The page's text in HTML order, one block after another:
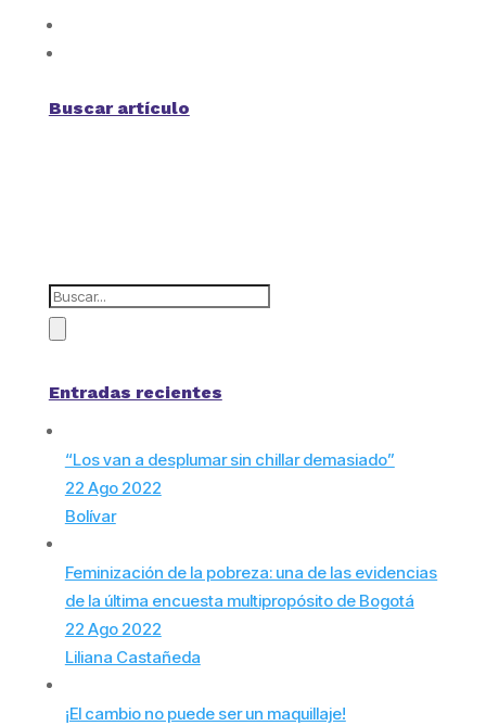
Buscar artículo
Entradas recientes
“Los van a desplumar sin chillar demasiado”
22 Ago 2022
Bolívar
Feminización de la pobreza: una de las evidencias
de la última encuesta multipropósito de Bogotá
22 Ago 2022
Liliana Castañeda
¡El cambio no puede ser un maquillaje!